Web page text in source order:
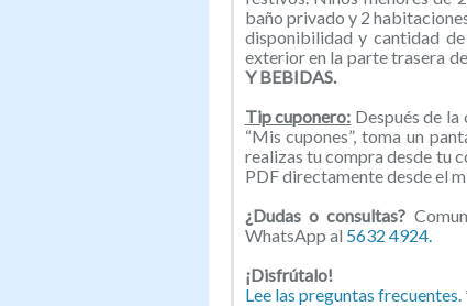
baño privado y 2
disponibilidad y cantidad
exterior en la parte trasera
Y BEBIDAS.
Tip cuponero: Después de
“Mis cupones”, toma un
realizas tu compra desde tu
PDF directamente desde el
¿Dudas o consultas?
WhatsApp al 5632 4924.
¡Disfrútalo!
Lee las preguntas frecuentes.